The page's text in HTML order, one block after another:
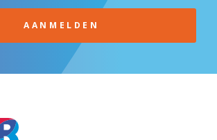
AANMELDEN